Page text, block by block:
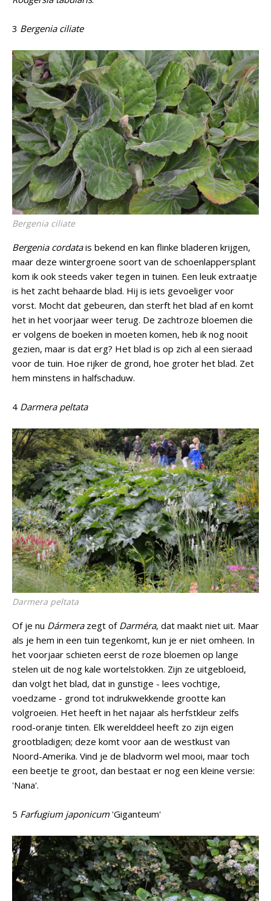
3 Bergenia ciliate
Bergenia ciliate
Bergenia cordatais bekend en kan flinke bladeren krijgen,
maar deze wintergroene soort van de schoenlappersplant
kom ik ook steeds vaker tegen in tuinen. Een leuk extraatje
is het zacht behaarde blad. Hij is iets gevoeliger voor
vorst. Mocht dat gebeuren, dan sterft het blad af en komt
het in het voorjaar weer terug. De zachtroze bloemen die
er volgens de boeken in moeten komen, heb ik nog nooit
gezien, maar is dat erg? Het blad is op zich al een sieraad
voor de tuin. Hoe rijker de grond, hoe groter het blad. Zet
hem minstens in halfschaduw.
4 Darmera peltata
Darmera peltata
Of je nu Dármerazegt of Darméra, dat maakt niet uit. Maar
als je hem in een tuin tegenkomt, kun je er niet omheen. In
het voorjaar schieten eerst de roze bloemen op lange
stelen uit de nog kale wortelstokken. Zijn ze uitgebloeid,
dan volgt het blad, dat in gunstige - lees vochtige,
voedzame - grond tot indrukwekkende grootte kan
volgroeien. Het heeft in het najaar als herfstkleur zelfs
rood-oranje tinten. Elk werelddeel heeft zo zijn eigen
grootbladigen; deze komt voor aan de westkust van
Noord-Amerika. Vind je de bladvorm wel mooi, maar toch
een beetje te groot, dan bestaat er nog een kleine versie:
'Nana'.
5 Farfugium japonicum'Giganteum'